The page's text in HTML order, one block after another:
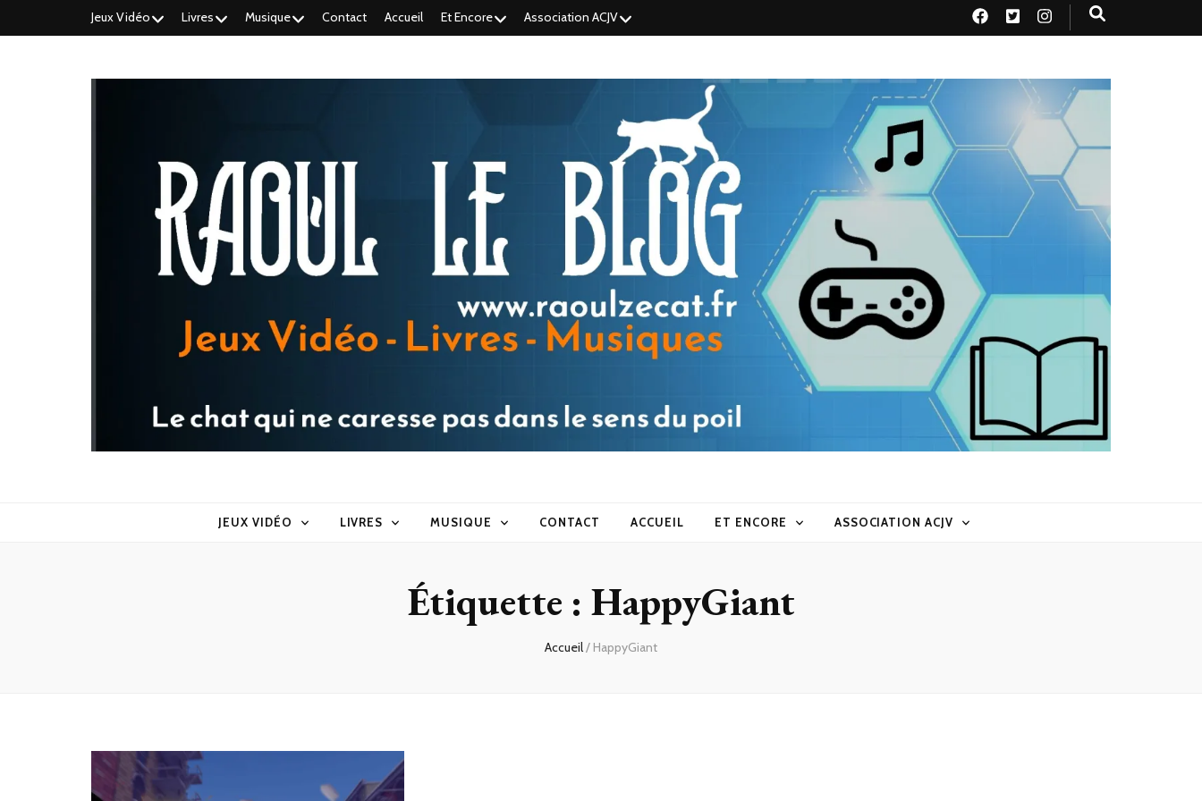
Jeux Vidéo Livres Musique Contact Accueil Et Encore Association ACJV
Raoul le blog
JEUX VIDÉO LIVRES MUSIQUE CONTACT ACCUEIL ET ENCORE ASSOCIATION ACJV
Étiquette : HappyGiant
Accueil/ HappyGiant